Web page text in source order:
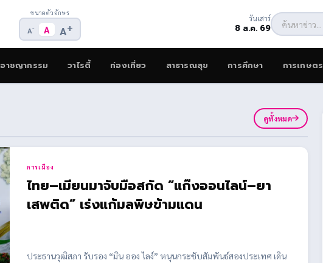
ขนาดตัวอักษร
A- A A+
วันเสาร์
8 ส.ค. 69
อาชญากรรม วาไรตี้ ท่องเที่ยว สาธารณสุข การศึกษา การเกษตร
ดูทั้งหมด
การเมือง
ไทย–เมียนมาจับมือสกัด “แก๊งออนไลน์–ยา
เสพติด” เร่งแก้มลพิษข้ามแดน
ประธานวุฒิสภา รับรอง “มิน ออง ไลง์” หนุนกระชับสัมพันธ์สองประเทศ เดิน